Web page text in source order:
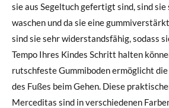
sie aus Segeltuch gefertigt sind, sind sie
waschen und da sie eine
sind sie sehr widerstandsfähig, sodass
Tempo Ihres Kindes Schritt halten
rutschfeste Gummiboden ermöglicht
des Fußes beim Gehen. Diese
Merceditas sind in verschiedenen